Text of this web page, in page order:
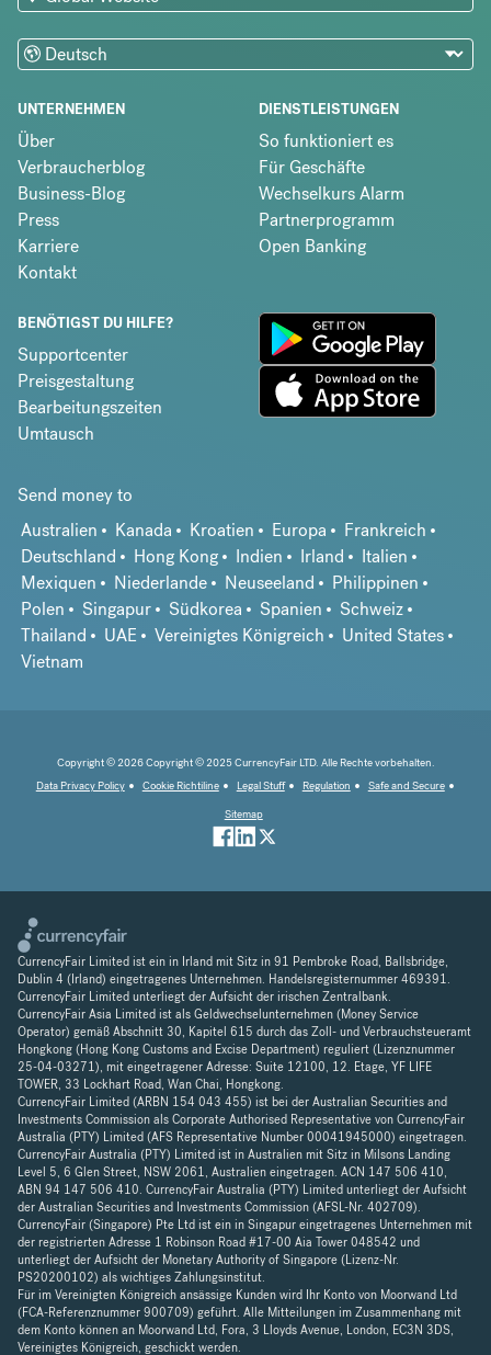
UNTERNEHMEN
Über
Verbraucherblog
Business-Blog
Press
Karriere
Kontakt
DIENSTLEISTUNGEN
So funktioniert es
Für Geschäfte
Wechselkurs Alarm
Partnerprogramm
Open Banking
BENÖTIGST DU HILFE?
Supportcenter
Preisgestaltung
Bearbeitungszeiten
Umtausch
Send money to
Australien
Kanada Kroatien Europa
Frankreich
Deutschland
Hong Kong Indien Irland
Italien
Mexiquen
Niederlande Neuseeland
Philippinen
Polen
Singapur Südkorea Spanien
Schweiz
Thailand
UAE Vereinigtes Königreich
United States
Vietnam
Copyright © 2026 Copyright © 2025 CurrencyFair LTD. Alle Rechte vorbehalten.
Data Privacy Policy
Cookie Richtiline Legal Stuff Regulation
Safe and Secure
Sitemap
CurrencyFair Limited ist ein in Irland mit Sitz in 91 Pembroke Road, Ballsbridge,
Dublin 4 (Irland) eingetragenes Unternehmen. Handelsregisternummer 469391.
CurrencyFair Limited unterliegt der Aufsicht der irischen Zentralbank.
CurrencyFair Asia Limited ist als Geldwechselunternehmen (Money Service
Operator) gemäß Abschnitt 30, Kapitel 615 durch das Zoll- und Verbrauchsteueramt
Hongkong (Hong Kong Customs and Excise Department) reguliert (Lizenznummer
25-04-03271), mit eingetragener Adresse: Suite 12100, 12. Etage, YF LIFE
TOWER, 33 Lockhart Road, Wan Chai, Hongkong.
CurrencyFair Limited (ARBN 154 043 455) ist bei der Australian Securities and
Investments Commission als Corporate Authorised Representative von CurrencyFair
Australia (PTY) Limited (AFS Representative Number 00041945000) eingetragen.
CurrencyFair Australia (PTY) Limited ist in Australien mit Sitz in Milsons Landing
Level 5, 6 Glen Street, NSW 2061, Australien eingetragen. ACN 147 506 410,
ABN 94 147 506 410. CurrencyFair Australia (PTY) Limited unterliegt der Aufsicht
der Australian Securities and Investments Commission (AFSL-Nr. 402709).
CurrencyFair (Singapore) Pte Ltd ist ein in Singapur eingetragenes Unternehmen mit
der registrierten Adresse 1 Robinson Road #17-00 Aia Tower 048542 und
unterliegt der Aufsicht der Monetary Authority of Singapore (Lizenz-Nr.
PS20200102) als wichtiges Zahlungsinstitut.
Für im Vereinigten Königreich ansässige Kunden wird Ihr Konto von Moorwand Ltd
(FCA-Referenznummer 900709) geführt. Alle Mitteilungen im Zusammenhang mit
dem Konto können an Moorwand Ltd, Fora, 3 Lloyds Avenue, London, EC3N 3DS,
Vereinigtes Königreich, geschickt werden.